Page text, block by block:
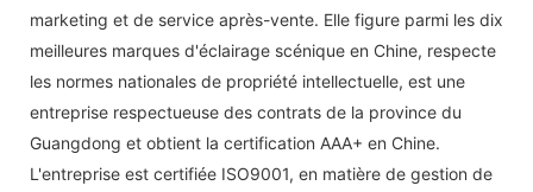
marketing et de service après-vente. Elle figure parmi les dix
meilleures marques d'éclairage scénique en Chine, respecte
les normes nationales de propriété intellectuelle, est une
entreprise respectueuse des contrats de la province du
Guangdong et obtient la certification AAA+ en Chine.
L'entreprise est certifiée ISO9001, en matière de gestion de